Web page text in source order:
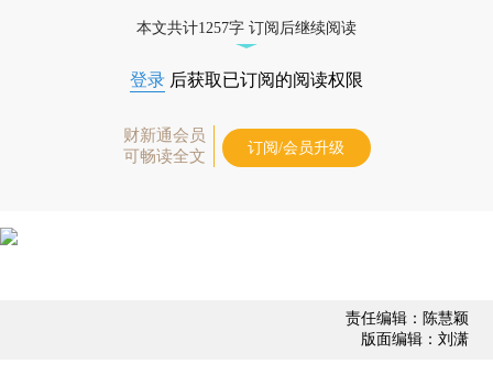
本文共计1257字 订阅后继续阅读
登录 后获取已订阅的阅读权限
财新通会员
可畅读全文
订阅/会员升级
责任编辑：陈慧颖
版面编辑：刘潇